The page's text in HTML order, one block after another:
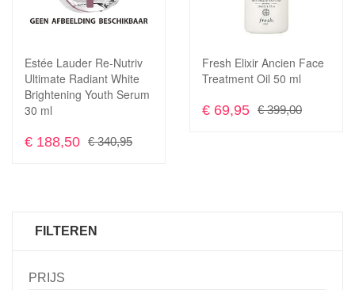
verlanglijst
vergelijken
In Winkelwagen
Estée Lauder Re-Nutriv
Ultimate Radiant White
Brightening Youth Serum
30 ml
€ 188,50 € 340,95
In Winkelwagen
Fresh Elixir Ancien Face
Treatment Oil 50 ml
€ 69,95 € 399,00
FILTEREN
PRIJS